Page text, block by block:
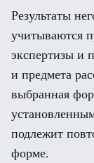
Результаты
учитываются
экспертизы и
и предмета
выбранная
подлежит
форме.